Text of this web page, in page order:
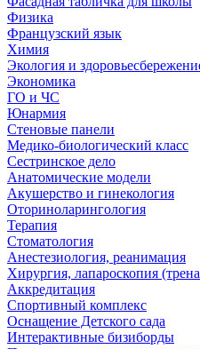
Физика
Французский язык
Химия
Экология и
Экономика
ГО и ЧС
Юнармия
Стеновые панели
Медико-биологический класс
Сестринское дело
Анатомические модели
Акушерство и гинекология
Оториноларингология
Терапия
Стоматология
Анестезиология, реанимация
Хирургия, лапароскопия
Аккредитация
Спортивный комплекс
Оснащение Детского сада
Интерактивные бизиборды